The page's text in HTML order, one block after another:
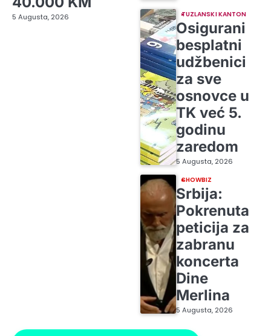
5 Augusta, 2026 TUZLANSKI KANTON
Osigurani
besplatni
udžbenici
za sve
osnovce u
TK već 5.
godinu
zaredom
5 Augusta, 2026
SHOWBIZ
Srbija:
Pokrenuta
peticija za
zabranu
koncerta
Dine
Merlina
5 Augusta, 2026